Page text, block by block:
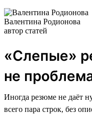
Валентина Родионова
автор статей
«Слепые»
не
Иногда резюме не даёт
всего пара строк, без